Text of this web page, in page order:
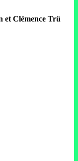
et Clémence Trü